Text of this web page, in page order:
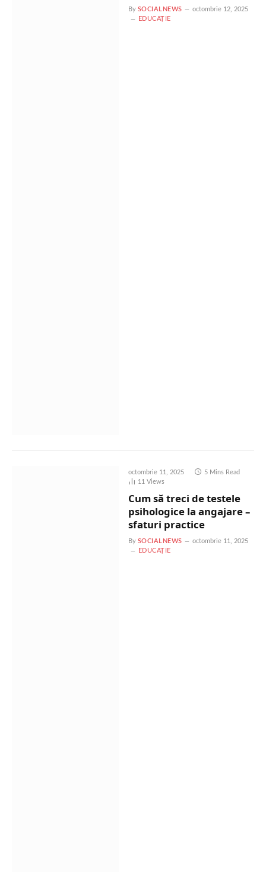
By SOCIALNEWS
octombrie 12, 2025
EDUCAȚIE
octombrie 11, 2025
5 Mins Read
11 Views
Cum să treci de testele
psihologice la angajare –
sfaturi practice
By SOCIALNEWS
octombrie 11, 2025
EDUCAȚIE